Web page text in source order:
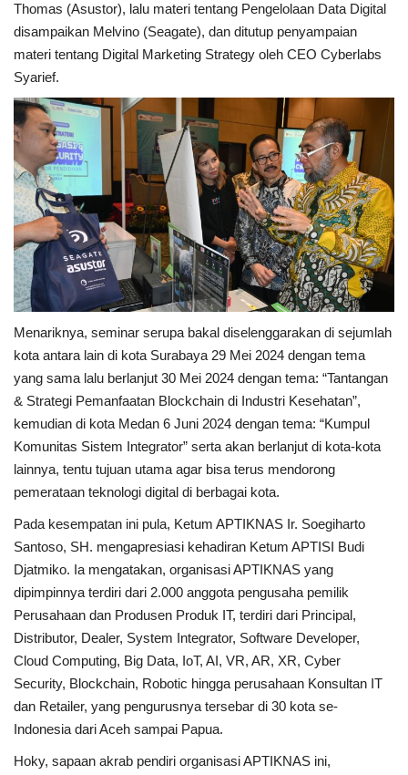
Thomas (Asustor), lalu materi tentang Pengelolaan Data Digital
disampaikan Melvino (Seagate), dan ditutup penyampaian
materi tentang Digital Marketing Strategy oleh CEO Cyberlabs
Syarief.
Menariknya, seminar serupa bakal diselenggarakan di sejumlah
kota antara lain di kota Surabaya 29 Mei 2024 dengan tema
yang sama lalu berlanjut 30 Mei 2024 dengan tema: “Tantangan
& Strategi Pemanfaatan Blockchain di Industri Kesehatan”,
kemudian di kota Medan 6 Juni 2024 dengan tema: “Kumpul
Komunitas Sistem Integrator” serta akan berlanjut di kota-kota
lainnya, tentu tujuan utama agar bisa terus mendorong
pemerataan teknologi digital di berbagai kota.
Pada kesempatan ini pula, Ketum APTIKNAS Ir. Soegiharto
Santoso, SH. mengapresiasi kehadiran Ketum APTISI Budi
Djatmiko. Ia mengatakan, organisasi APTIKNAS yang
dipimpinnya terdiri dari 2.000 anggota pengusaha pemilik
Perusahaan dan Produsen Produk IT, terdiri dari Principal,
Distributor, Dealer, System Integrator, Software Developer,
Cloud Computing, Big Data, IoT, AI, VR, AR, XR, Cyber
Security, Blockchain, Robotic hingga perusahaan Konsultan IT
dan Retailer, yang pengurusnya tersebar di 30 kota se-
Indonesia dari Aceh sampai Papua.
Hoky, sapaan akrab pendiri organisasi APTIKNAS ini,